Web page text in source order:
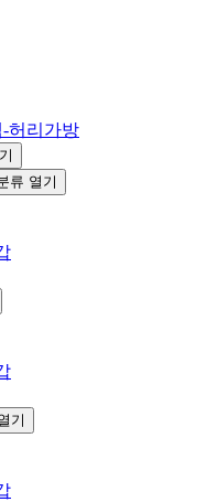
허리가방
류 열기
기